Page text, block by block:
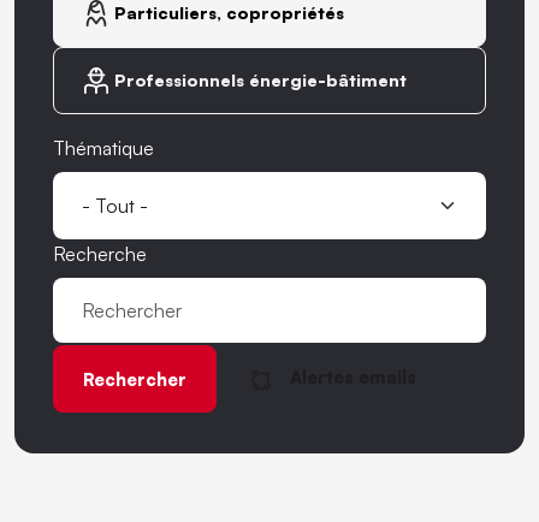
Particuliers, copropriétés
Professionnels énergie-bâtiment
Thématique
Recherche